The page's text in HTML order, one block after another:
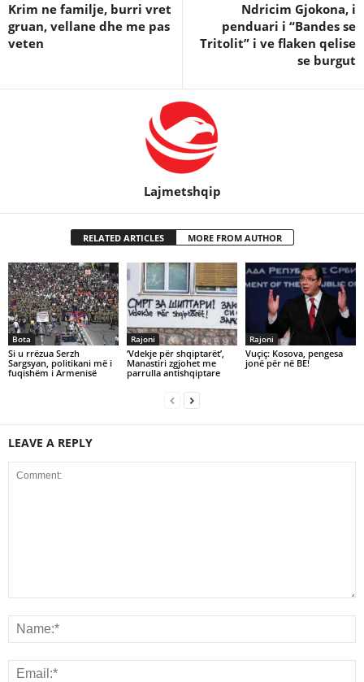
Krim ne familje, burri vret
gruan, vellane dhe me pas
veten
Ndricim Gjokona, i
penduari i “Bandes se
Tritolit” i ve flaken qelise
se burgut
Lajmetshqip
RELATED ARTICLES MORE FROM AUTHOR
Bota
Si u rrëzua Serzh
Sargsyan, politikani më i
fuqishëm i Armenisë
Rajoni
‘Vdekje për shqiptarët’,
Manastiri zgjohet me
parrulla antishqiptare
Rajoni
Vuçiç: Kosova, pengesa
jonë për në BE!
LEAVE A REPLY